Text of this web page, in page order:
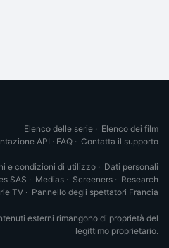
Elenco delle serie · Elenco dei film
API · FAQ · Contatta il supporto
e condizioni di utilizzo · Dati personali
SAS · Medias · Screeners · Research
TV · Pannello degli spettatori Francia
esterni rimangono di proprietà del
legittimo proprietario.